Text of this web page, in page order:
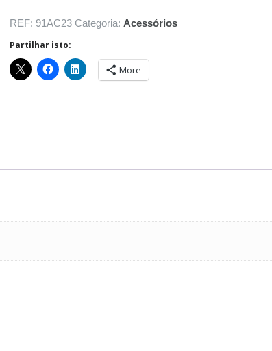
alumínio
REF: 91AC23 Categoria: Acessórios
Partilhar isto:
More